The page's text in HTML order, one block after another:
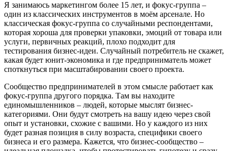
Я занимаюсь маркетингом более 15 лет, и фокус-группа –
один из классических инструментов в моём арсенале. Но
классическая фокус-группа со случайными респондентами,
которая хороша для проверки упаковки, эмоций от товара или
услуги, первичных реакций, плохо подходит для
тестирования бизнес-идеи. Случайный потребитель не скажет,
какая будет юнит-экономика и где предприниматель может
споткнуться при масштабировании своего проекта.
Сообщество предпринимателей в этом смысле работает как
фокус-группа другого порядка. Там вы находите
единомышленников – людей, которые мыслят бизнес-
категориями. Они будут смотреть на вашу идею через свой
опыт и установки, схожие с вашими. Но у каждого из них
будет разная позиция в силу возраста, специфики своего
бизнеса и его размера. Кажется, что бизнес-сообщество –